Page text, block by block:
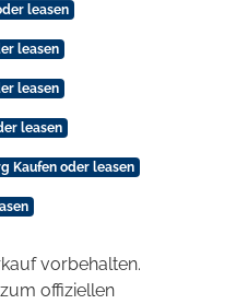
leasen
leasen
leasen
leasen
Kaufen oder leasen
vorbehalten.
offiziellen